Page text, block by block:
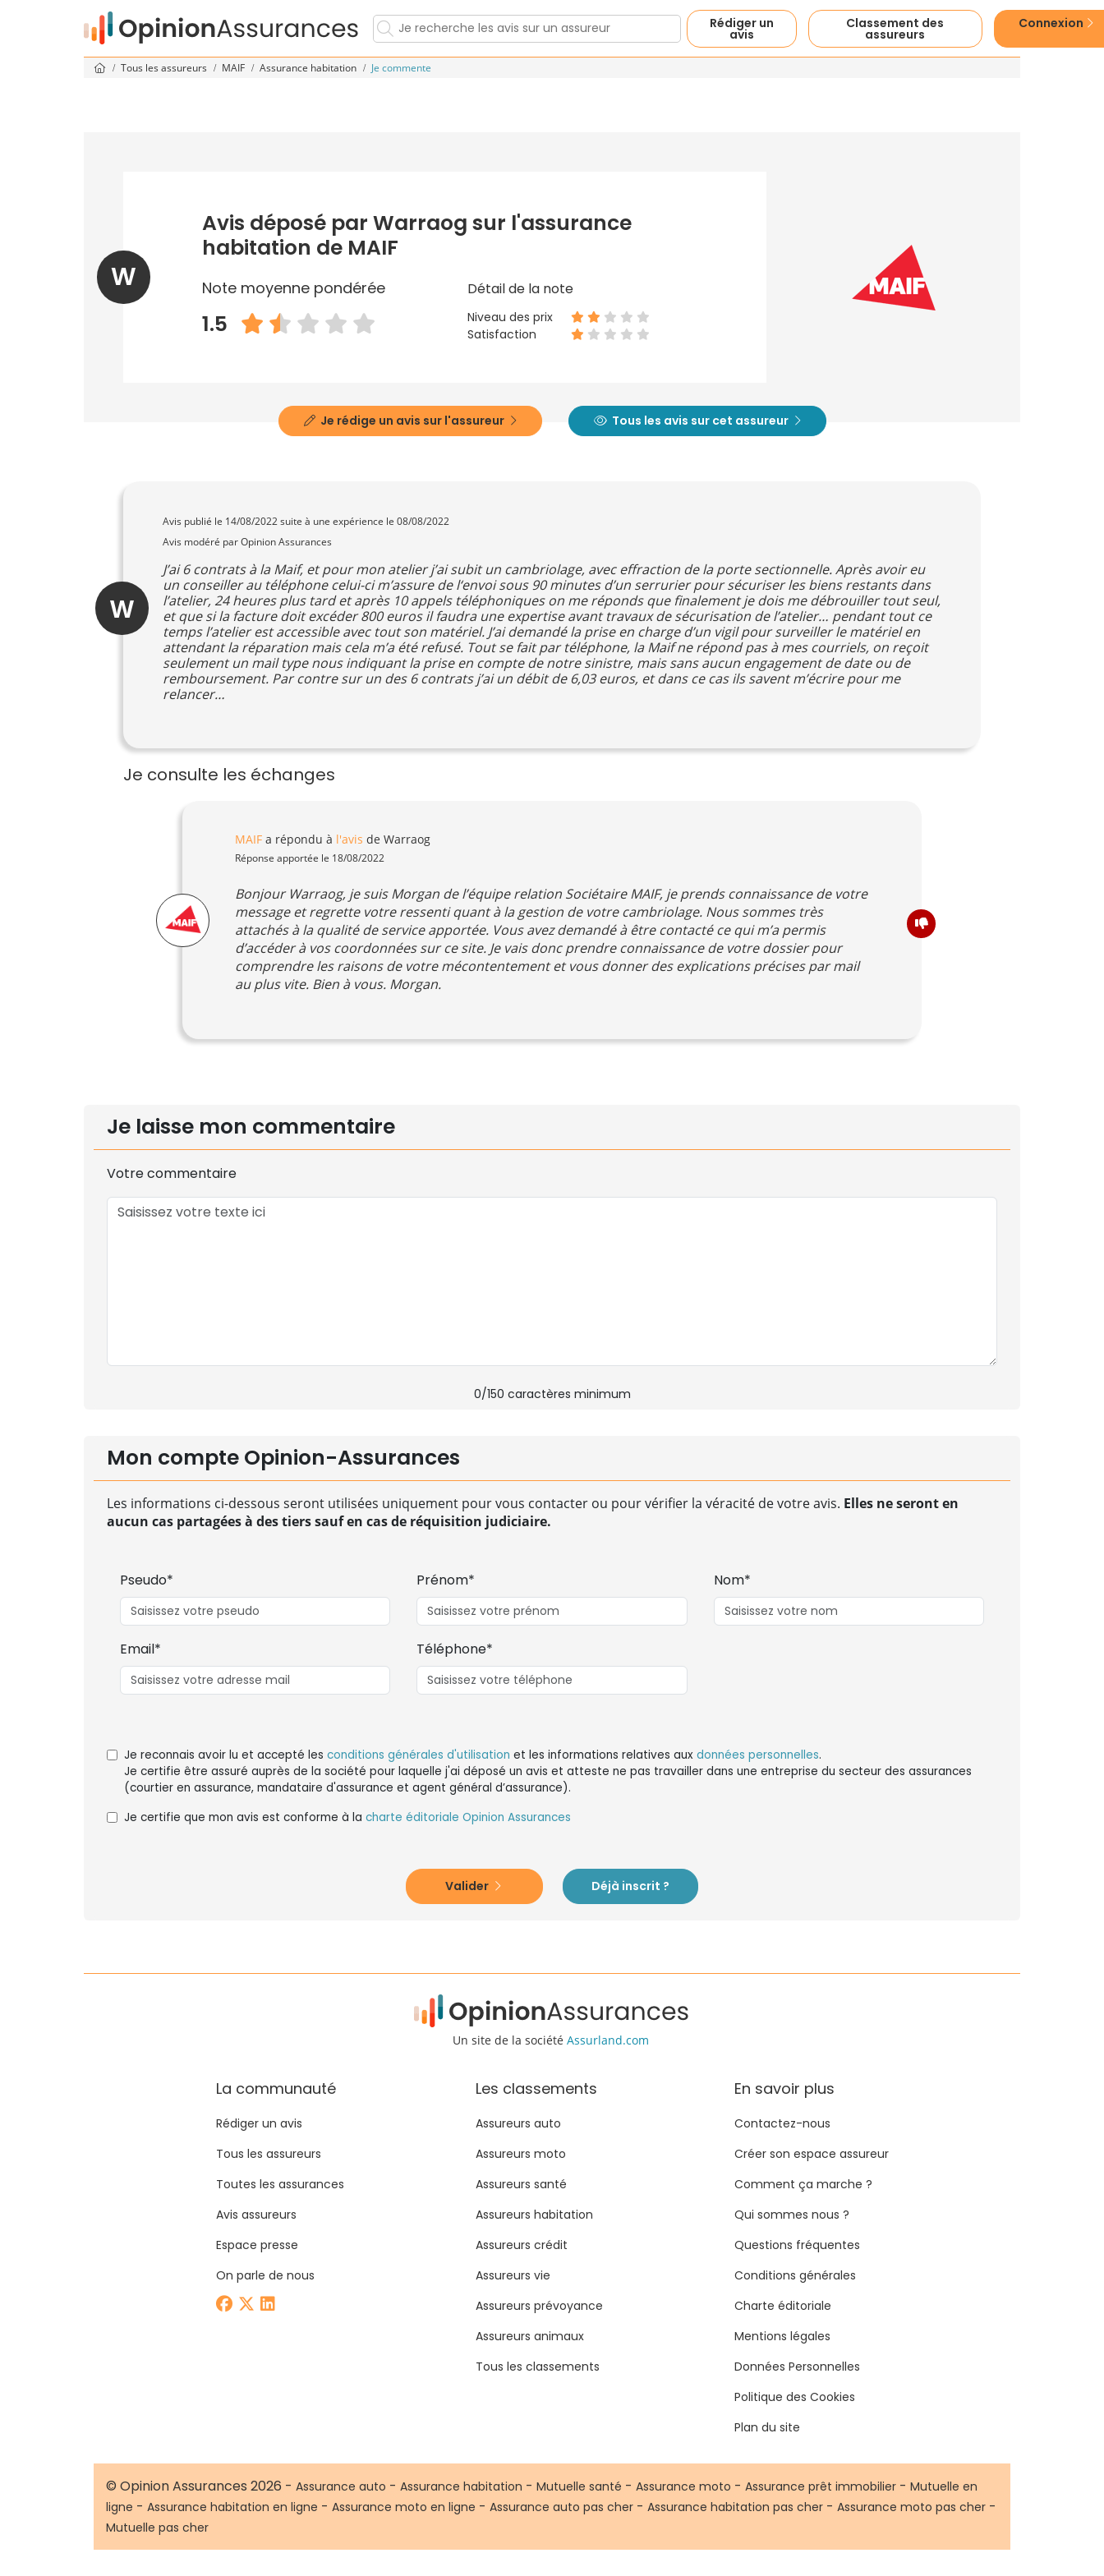
Rédiger un
avis
Classement des
assureurs
Connexion
Tous les assureurs MAIF Assurance habitation Je commente
W
Avis déposé par Warraog sur l'assurance
habitation de MAIF
Note moyenne pondérée
1.5
Détail de la note
Niveau des prix
Satisfaction
Je rédige un avis sur l'assureur Tous les avis sur cet assureur
W
Avis publié le 14/08/2022suite à une expérience le 08/08/2022
Avis modéré par Opinion Assurances
J’ai 6 contrats à la Maif, et pour mon atelier j’ai subit un cambriolage, avec effraction de la porte sectionnelle. Après avoir eu
un conseiller au téléphone celui-ci m’assure de l‘envoi sous 90 minutes d’un serrurier pour sécuriser les biens restants dans
l’atelier, 24 heures plus tard et après 10 appels téléphoniques on me réponds que finalement je dois me débrouiller tout seul,
et que si la facture doit excéder 800 euros il faudra une expertise avant travaux de sécurisation de l’atelier… pendant tout ce
temps l’atelier est accessible avec tout son matériel. J’ai demandé la prise en charge d’un vigil pour surveiller le matériel en
attendant la réparation mais cela m’a été refusé. Tout se fait par téléphone, la Maif ne répond pas à mes courriels, on reçoit
seulement un mail type nous indiquant la prise en compte de notre sinistre, mais sans aucun engagement de date ou de
remboursement. Par contre sur un des 6 contrats j’ai un débit de 6,03 euros, et dans ce cas ils savent m’écrire pour me
relancer…
Je consulte les échanges
MAIF a répondu à l'avis de Warraog
Réponse apportée le 18/08/2022
Bonjour Warraog, je suis Morgan de l’équipe relation Sociétaire MAIF, je prends connaissance de votre
message et regrette votre ressenti quant à la gestion de votre cambriolage. Nous sommes très
attachés à la qualité de service apportée. Vous avez demandé à être contacté ce qui m’a permis
d’accéder à vos coordonnées sur ce site. Je vais donc prendre connaissance de votre dossier pour
comprendre les raisons de votre mécontentement et vous donner des explications précises par mail
au plus vite. Bien à vous. Morgan.
Je laisse mon commentaire
Votre commentaire
0/150 caractères minimum
Mon compte Opinion-Assurances
Les informations ci-dessous seront utilisées uniquement pour vous contacter ou pour vérifier la véracité de votre avis. Elles ne seront en
aucun cas partagées à des tiers sauf en cas de réquisition judiciaire.
Pseudo* Prénom* Nom*
Email* Téléphone*
Je reconnais avoir lu et accepté les conditions générales d'utilisation et les informations relatives aux données personnelles.
Je certifie être assuré auprès de la société pour laquelle j'ai déposé un avis et atteste ne pas travailler dans une entreprise du secteur des assurances
(courtier en assurance, mandataire d'assurance et agent général d’assurance).
Je certifie que mon avis est conforme à la charte éditoriale Opinion Assurances
Valider Déjà inscrit ?
Un site de la société Assurland.com
La communauté
Rédiger un avis
Tous les assureurs
Toutes les assurances
Avis assureurs
Espace presse
On parle de nous
Les classements
Assureurs auto
Assureurs moto
Assureurs santé
Assureurs habitation
Assureurs crédit
Assureurs vie
Assureurs prévoyance
Assureurs animaux
Tous les classements
En savoir plus
Contactez-nous
Créer son espace assureur
Comment ça marche ?
Qui sommes nous ?
Questions fréquentes
Conditions générales
Charte éditoriale
Mentions légales
Données Personnelles
Politique des Cookies
Plan du site
© Opinion Assurances 2026 - Assurance auto - Assurance habitation - Mutuelle santé - Assurance moto - Assurance prêt immobilier - Mutuelle en
ligne - Assurance habitation en ligne - Assurance moto en ligne - Assurance auto pas cher - Assurance habitation pas cher - Assurance moto pas cher -
Mutuelle pas cher